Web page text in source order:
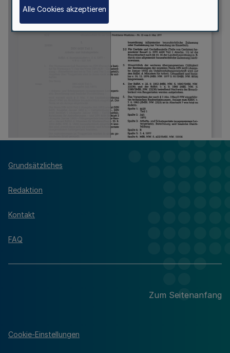
Grundsätzliches
Redaktion
Kontakt
FAQ
Zum Seitenanfang
Cookie-Einstellungen
Alle Cookies akzeptieren